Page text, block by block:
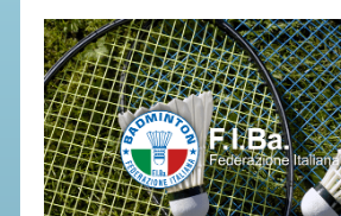
CONTATTI
AVVISI E BANDI
CIRCOLARI
SAFEGUARDING